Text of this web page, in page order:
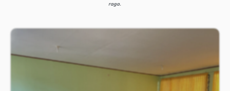
raga.